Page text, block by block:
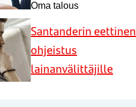
Oma talous
Santanderin eettinen
ohjeistus
lainanvälittäjille